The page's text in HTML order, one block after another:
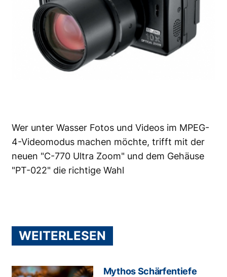
Wer unter Wasser Fotos und Videos im MPEG-
4-Videomodus machen möchte, trifft mit der
neuen "C-770 Ultra Zoom" und dem Gehäuse
"PT-022" die richtige Wahl
WEITERLESEN
Mythos Schärfentiefe